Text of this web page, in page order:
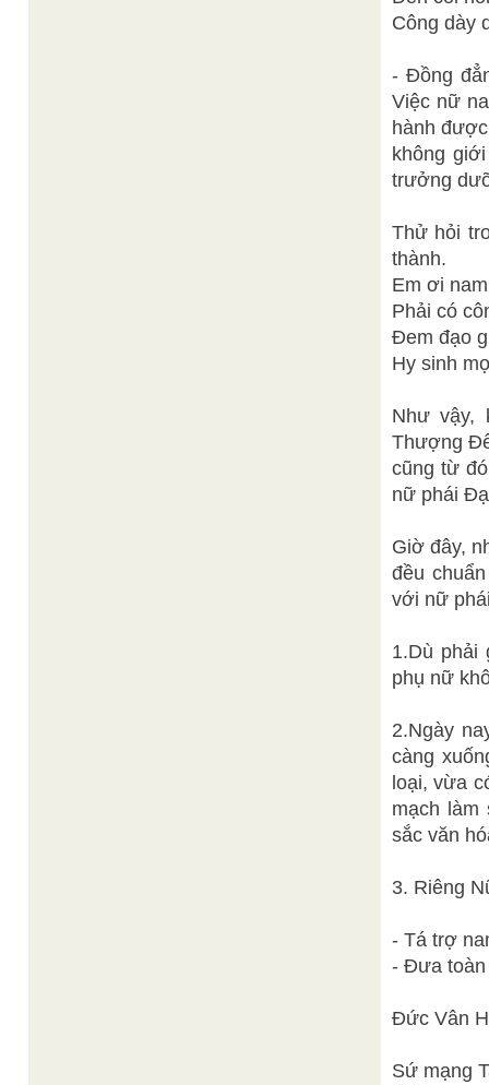
Công dày
- Đồng
Việc nữ
hành
không
trưởng
Thử hỏi
thành.
Em ơi
Phải có
Đem đạo
Hy sinh
Như vậy,
Thượng
cũng từ
nữ phái
Giờ đây,
đều
với nữ
1.Dù phải
phụ nữ
2.Ngày
càng
loại, vừa
mạch làm
sắc văn
3. Riêng
- Tá trợ
- Đưa
Đức Vân
Sứ mạng